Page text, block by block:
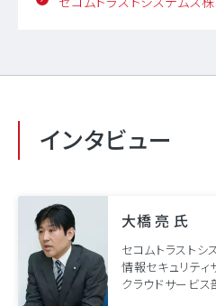
インタビュー
大橋 亮 氏
セコムトラスト
情報セキュリティ
クラウドサービ